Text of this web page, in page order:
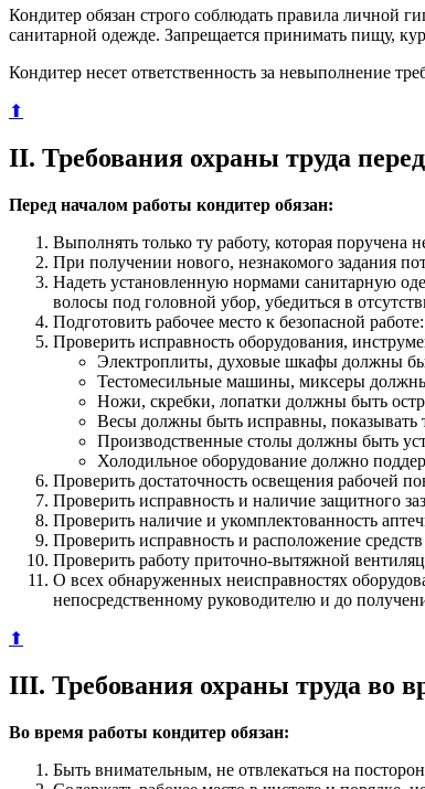
Кондитер обязан строго соблюдать правила личной
санитарной одежде. Запрещается принимать пищу,
Кондитер несет ответственность за невыполнение
⬆
II. Требования охраны труда
Перед началом работы кондитер обязан:
Выполнять только ту работу, которая
При получении нового, незнакомого задания
Надеть установленную нормами санитарную
волосы под головной убор, убедиться в
Подготовить рабочее место к безопасной
Проверить исправность оборудования,
Электроплиты, духовые шкафы должны
Тестомесильные машины, миксеры
Ножи, скребки, лопатки должны быть
Весы должны быть исправны, показывать
Производственные столы должны быть
Холодильное оборудование должно
Проверить достаточность освещения рабочей
Проверить исправность и наличие защитного
Проверить наличие и укомплектованность
Проверить исправность и расположение
Проверить работу приточно-вытяжной
О всех обнаруженных неисправностях
непосредственному руководителю и до
⬆
III. Требования охраны труда во
Во время работы кондитер обязан:
Быть внимательным, не отвлекаться на